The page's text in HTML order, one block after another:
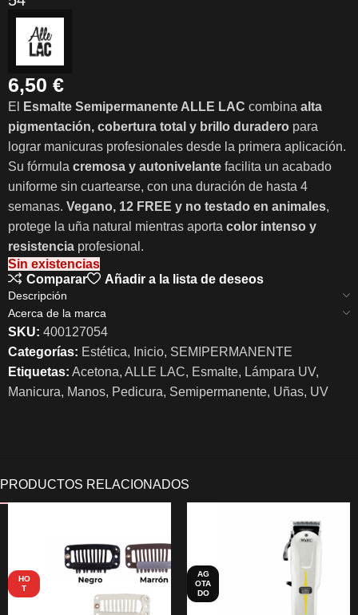
6,50 €
El Esmalte Semipermanente ALLE LAC combina alta
pigmentación, cobertura total y brillo duradero para
lograr manicuras profesionales desde la primera aplicación.
Su fórmula cremosa y autonivelante facilita un acabado
uniforme sin cuartearse, con una duración de hasta 4
semanas. Vegano, 12 FREE y no testado en animales,
protege la uña natural mientras aporta color intenso y
resistencia profesional.
Sin existencias
Comparar
Añadir a la lista de deseos
Descripción
Acerca de la marca
SKU: 400127054
Categorías: Estética, Inicio, SEMIPERMANENTE
Etiquetas: Acetona, ALLE LAC, Esmalte, Lámpara UV,
Manicura, Manos, Pedicura, Semipermanente, Uñas, UV
HO
T
AG
OTA
DO